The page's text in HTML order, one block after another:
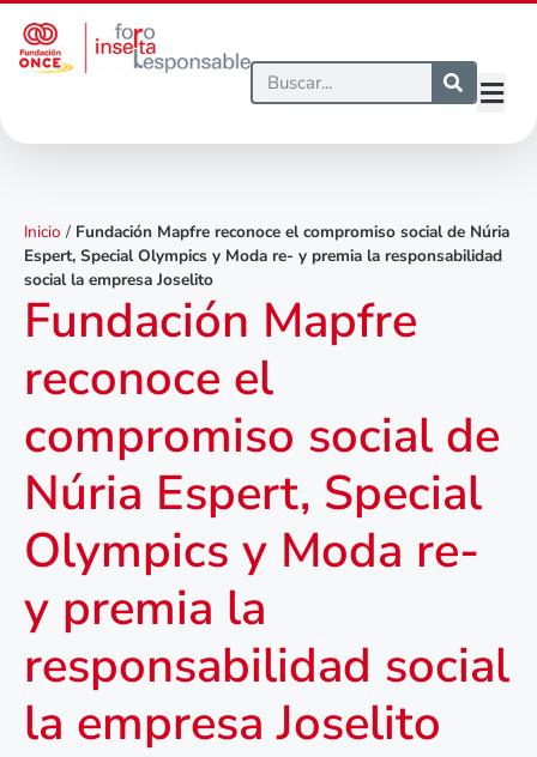
Inicio / Fundación Mapfre reconoce el compromiso social de Núria
Espert, Special Olympics y Moda re- y premia la responsabilidad
social la empresa Joselito
Fundación Mapfre
reconoce el
compromiso social de
Núria Espert, Special
Olympics y Moda re-
y premia la
responsabilidad social
la empresa Joselito